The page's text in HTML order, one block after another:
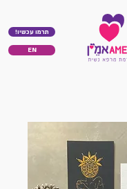
!תרמו עכשיו
EN